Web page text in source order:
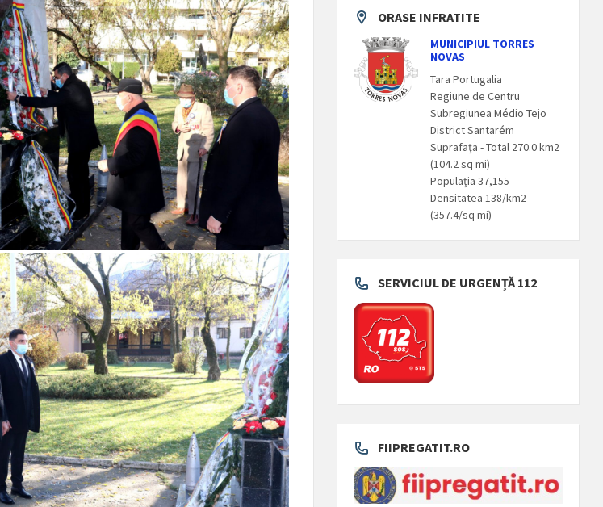
ORASE INFRATITE
MUNICIPIUL TORRES
NOVAS
Tara Portugalia
Regiune de Centru
Subregiunea Médio Tejo
District Santarém
Suprafaţa - Total 270.0 km2
(104.2 sq mi)
Populaţia 37,155
Densitatea 138/km2
(357.4/sq mi)
SERVICIUL DE URGENȚĂ 112
FIIPREGATIT.RO